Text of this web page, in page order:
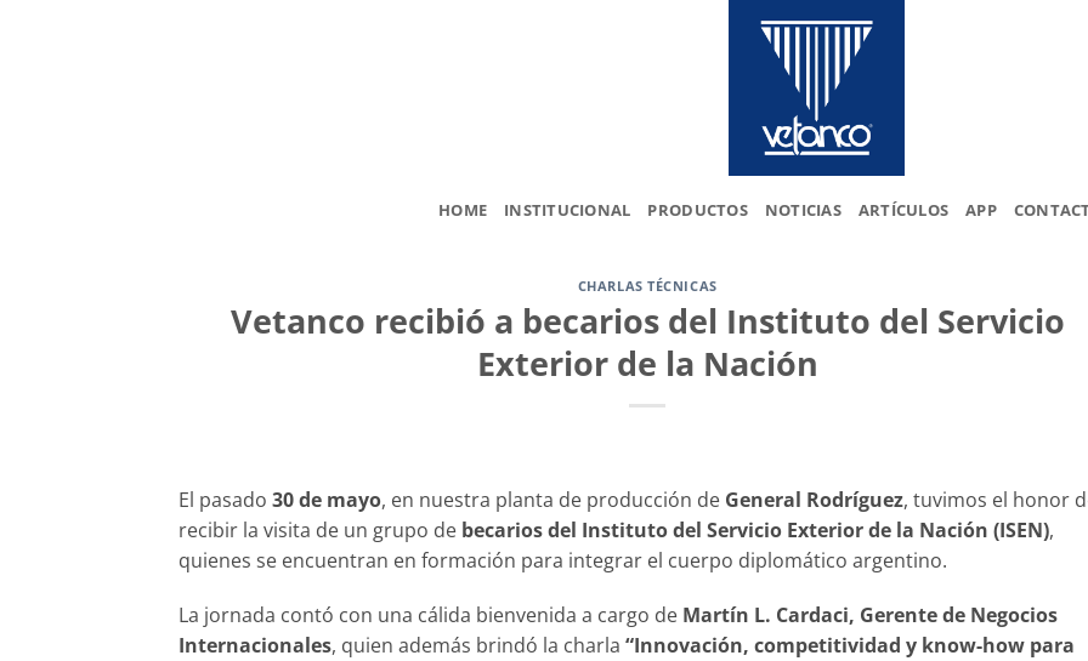
HOME INSTITUCIONAL PRODUCTOS NOTICIAS ARTÍCULOS APP
CHARLAS TÉCNICAS
Vetanco recibió a becarios del Instituto del Servicio
Exterior de la Nación
El pasado 30 de mayo, en nuestra planta de producción de General Rodríguez, tuvimos el honor
recibir la visita de un grupo de becarios del Instituto del Servicio Exterior de la Nación (ISEN),
quienes se encuentran en formación para integrar el cuerpo diplomático argentino.
La jornada contó con una cálida bienvenida a cargo de Martín L. Cardaci, Gerente de Negocios
Internacionales, quien además brindó la charla “Innovación, competitividad y know-how para